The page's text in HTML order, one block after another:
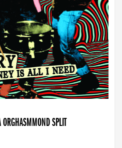
ORGHASMMOND SPLIT